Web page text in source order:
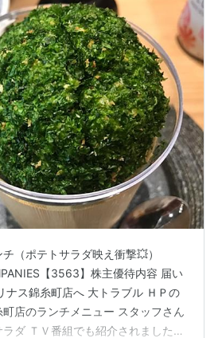
（ポテトサラダ映え衝撃💥）
【3563】株主優待内容 届い
ナス錦糸町店へ 大トラブル ＨＰの
店のランチメニュー スタッフさん
ダ ＴＶ番組でも紹介されました